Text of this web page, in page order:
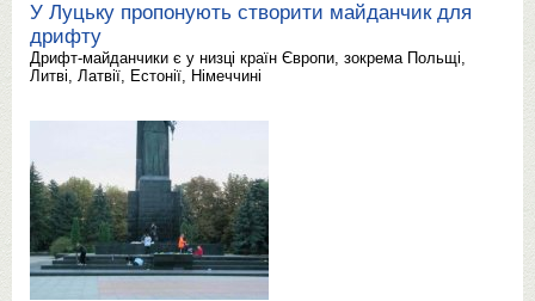
У Луцьку пропонують створити майданчик для
дрифту
Дрифт-майданчики є у низці країн Європи, зокрема Польщі,
Литві, Латвії, Естонії, Німеччині